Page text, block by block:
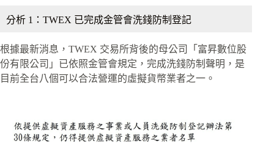
分析 1：TWEX 已完成金管會洗錢防制登記
根據最新消息，TWEX 交易所背後的母公司「富昇數位股
份有限公司」已依照金管會規定，完成洗錢防制聲明，是
目前全台八個可以合法營運的虛擬貨幣業者之一。